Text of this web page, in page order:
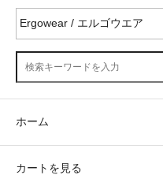
ホーム
カートを見る